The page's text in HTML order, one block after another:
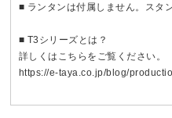
■ ランタンは付属しません。スタ
■ T3シリーズとは？
詳しくはこちらをご覧ください。
https://e-taya.co.jp/blog/